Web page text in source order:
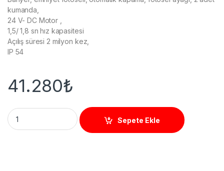
kumanda,
24 V- DC Motor ,
1,5/ 1,8 sn hız kapasitesi
Açılış süresi 2 milyon kez,
IP 54
41.280₺
BG560 Bariyer 6 Metre quantity
Sepete Ekle